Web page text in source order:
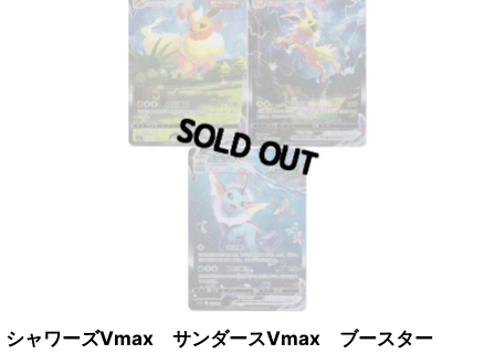
シャワーズVmax サンダースVmax ブースター